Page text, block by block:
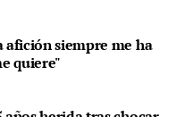
afición siempre me ha
quiere"